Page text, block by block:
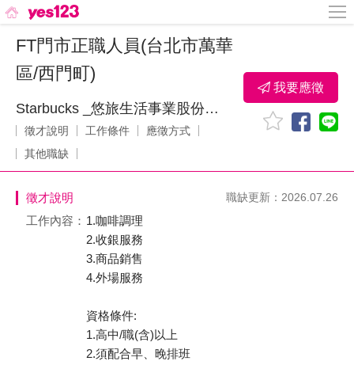
FT門市正職人員(台北市萬華
區/西門町)
Starbucks _悠旅生活事業股份有限公司
徵才說明 工作條件
應徵方式
其他職缺
我要應徵
徵才說明 職缺更新：2026.07.26
工作內容： 1.咖啡調理
2.收銀服務
3.商品銷售
4.外場服務
資格條件:
1.高中/職(含)以上
2.須配合早、晚排班